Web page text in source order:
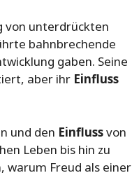
von unterdrückten
bahnbrechende
gaben. Seine
aber ihr Einfluss
und den Einflussvon
Leben bis hin zu
warum Freud als einer